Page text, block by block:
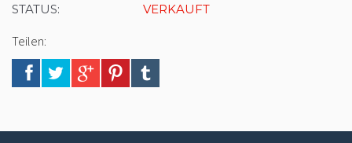
STATUS: VERKAUFT
Teilen: